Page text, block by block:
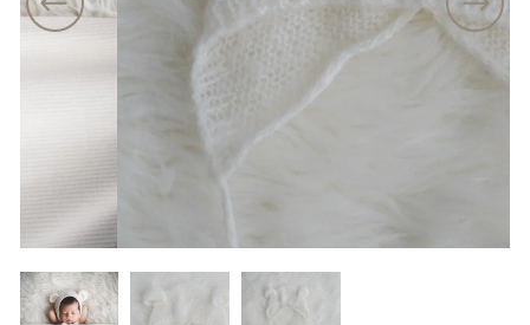
ショッピングを続ける
カートを確認する
女の子向けアイテム
女の子向けアイテム
ギフトカード
バースデーセット
NEW!!
販売商品
子カテゴリー
その他
在庫あり セール